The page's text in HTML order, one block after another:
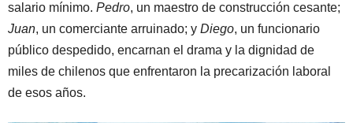
salario mínimo. Pedro, un maestro de construcción cesante;
Juan, un comerciante arruinado; y Diego, un funcionario
público despedido, encarnan el drama y la dignidad de
miles de chilenos que enfrentaron la precarización laboral
de esos años.